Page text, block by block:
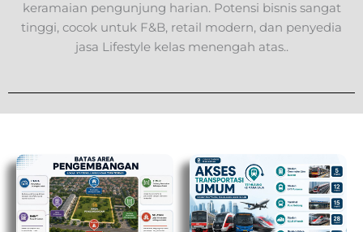
keramaian pengunjung harian. Potensi bisnis sangat
tinggi, cocok untuk F&B, retail modern, dan penyedia
jasa Lifestyle kelas menengah atas..